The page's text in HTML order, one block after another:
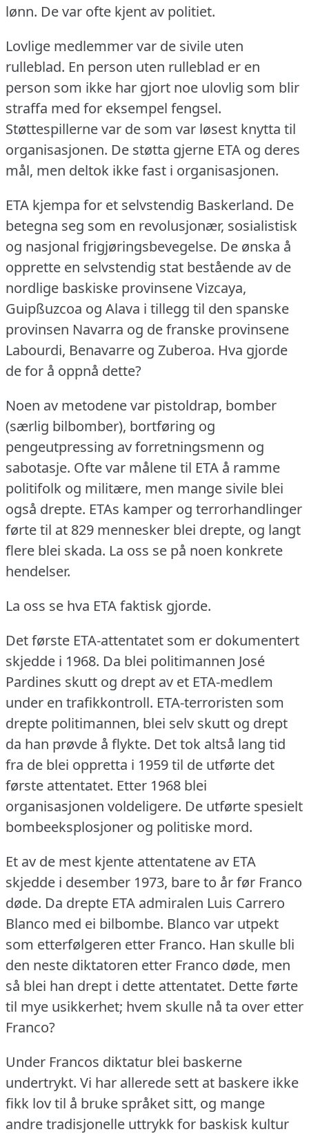
lønn. De var ofte kjent av politiet.
Lovlige medlemmer var de sivile uten
rulleblad. En person uten rulleblad er en
person som ikke har gjort noe ulovlig som blir
straffa med for eksempel fengsel.
Støttespillerne var de som var løsest knytta til
organisasjonen. De støtta gjerne ETA og deres
mål, men deltok ikke fast i organisasjonen.
ETA kjempa for et selvstendig Baskerland. De
betegna seg som en revolusjonær, sosialistisk
og nasjonal frigjøringsbevegelse. De ønska å
opprette en selvstendig stat bestående av de
nordlige baskiske provinsene Vizcaya,
Guipßuzcoa og Alava i tillegg til den spanske
provinsen Navarra og de franske provinsene
Labourdi, Benavarre og Zuberoa. Hva gjorde
de for å oppnå dette?
Noen av metodene var pistoldrap, bomber
(særlig bilbomber), bortføring og
pengeutpressing av forretningsmenn og
sabotasje. Ofte var målene til ETA å ramme
politifolk og militære, men mange sivile blei
også drepte. ETAs kamper og terrorhandlinger
førte til at 829 mennesker blei drepte, og langt
flere blei skada. La oss se på noen konkrete
hendelser.
La oss se hva ETA faktisk gjorde.
Det første ETA-attentatet som er dokumentert
skjedde i 1968. Da blei politimannen José
Pardines skutt og drept av et ETA-medlem
under en trafikkontroll. ETA-terroristen som
drepte politimannen, blei selv skutt og drept
da han prøvde å flykte. Det tok altså lang tid
fra de blei oppretta i 1959 til de utførte det
første attentatet. Etter 1968 blei
organisasjonen voldeligere. De utførte spesielt
bombeeksplosjoner og politiske mord.
Et av de mest kjente attentatene av ETA
skjedde i desember 1973, bare to år før Franco
døde. Da drepte ETA admiralen Luis Carrero
Blanco med ei bilbombe. Blanco var utpekt
som etterfølgeren etter Franco. Han skulle bli
den neste diktatoren etter Franco døde, men
så blei han drept i dette attentatet. Dette førte
til mye usikkerhet; hvem skulle nå ta over etter
Franco?
Under Francos diktatur blei baskerne
undertrykt. Vi har allerede sett at baskere ikke
fikk lov til å bruke språket sitt, og mange
andre tradisjonelle uttrykk for baskisk kultur